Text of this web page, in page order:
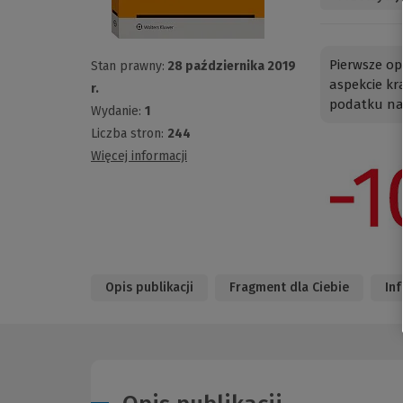
Stan prawny: 28 października 2019
r.
Wydanie: 1
Liczba stron: 244
Więcej informacji
Pierwsze
aspekcie
podatku
Opis publikacji Fragment dla Ciebie